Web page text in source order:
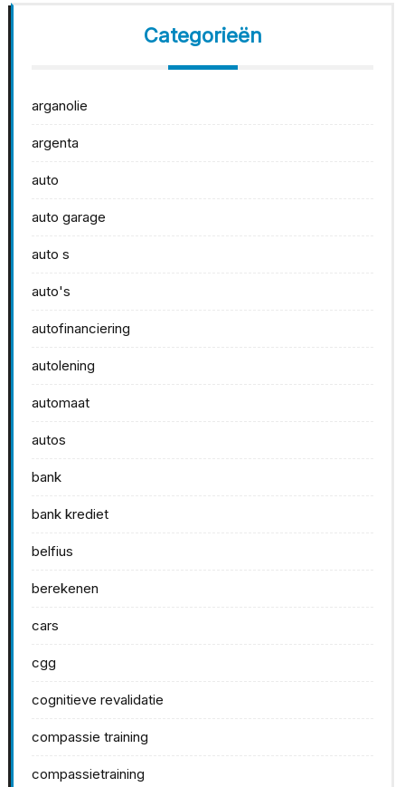
Categorieën
arganolie
argenta
auto
auto garage
auto s
auto's
autofinanciering
autolening
automaat
autos
bank
bank krediet
belfius
berekenen
cars
cgg
cognitieve revalidatie
compassie training
compassietraining